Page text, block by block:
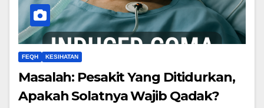
FEQH KESIHATAN
Masalah: Pesakit Yang Ditidurkan,
Apakah Solatnya Wajib Qadak?